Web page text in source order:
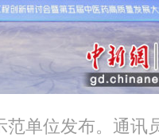
范单位发布。通讯